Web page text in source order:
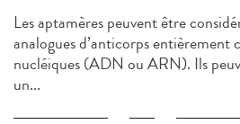
Les aptamères peuvent être
analogues d’anticorps entièrement
nucléiques (ADN ou ARN). Ils
un...